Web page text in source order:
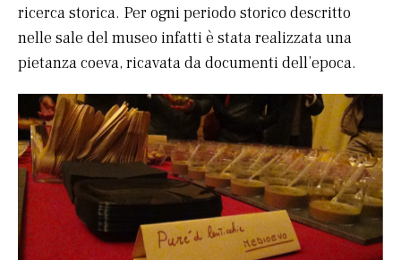
ricerca storica. Per ogni periodo storico descritto
nelle sale del museo infatti è stata realizzata una
pietanza coeva, ricavata da documenti dell’epoca.